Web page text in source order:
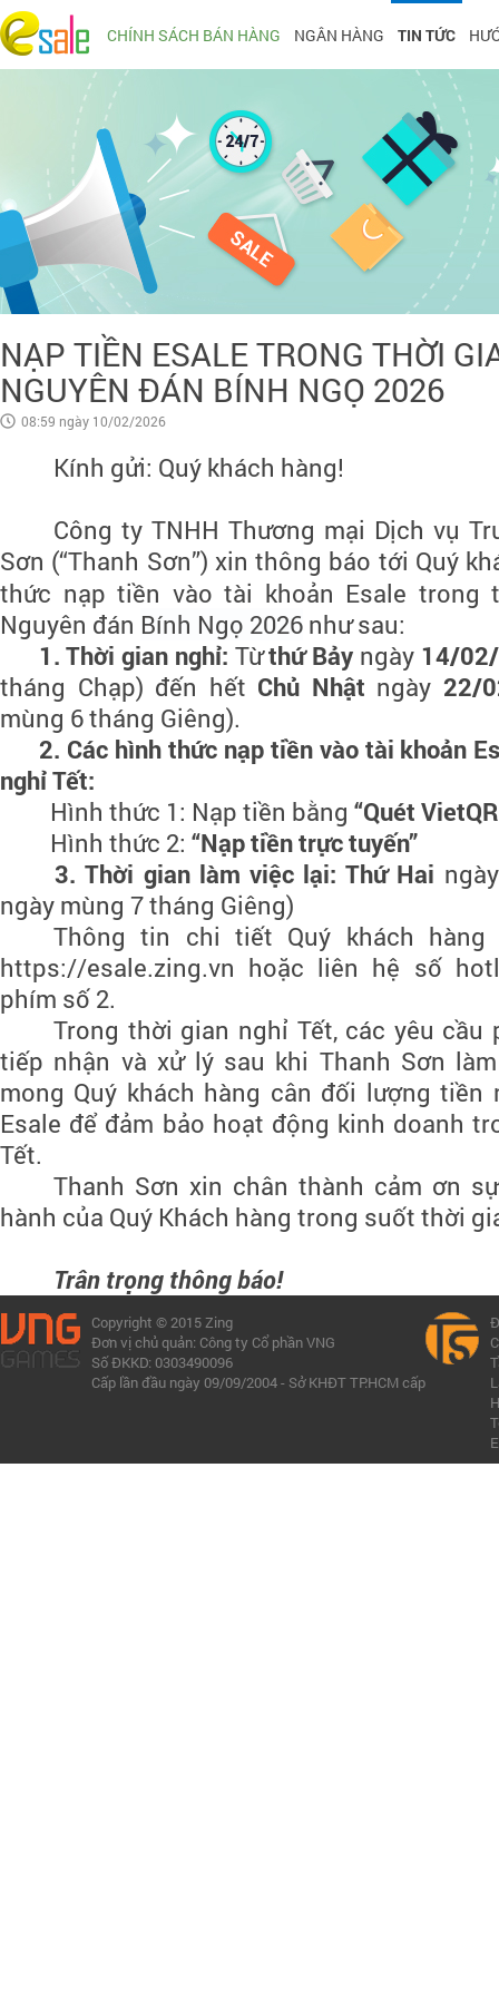
CHÍNH SÁCH BÁN HÀNG NGÂN HÀNG TIN TỨC
NẠP TIỀN ESALE TRONG THỜI
NGUYÊN ĐÁN BÍNH NGỌ 2026
08:59 ngày 10/02/2026
Kính gửi: Quý khách hàng!
Công ty TNHH Thương mại Dịch vụ
Sơn (“Thanh Sơn”) xin thông báo tới Quý
thức nạp tiền vào tài khoản Esale
Nguyên đán Bính Ngọ 2026 như sau:
1. Thời gian nghỉ: Từthứ Bảy ngày14/
tháng Chạp) đến hết Chủ Nhật ngày 22/
mùng 6 tháng Giêng).
2. Các hình thức nạp tiền vào tài khoản
nghỉ Tết:
Hình thức 1: Nạp tiền bằng “Quét
Hình thức 2: “Nạp tiền trực tuyến”
3.Thời gian làm việc lại: Thứ Hai ngày
ngày mùng 7 tháng Giêng)
Thông tin chi tiết Quý khách hàng
https://esale.zing.vn hoặc liên hệ số
phím số 2.
Trong thời gian nghỉ Tết, các yêu cầu
tiếp nhận và xử lý sau khi Thanh Sơn
mong Quý khách hàng cân đối lượng tiền
Esale để đảm bảo hoạt động kinh doanh
Tết.
Thanh Sơn xin chân thành cảm ơn
hành của Quý Khách hàng trong suốt thời
Trân trọng thông báo!
Copyright © 2015 Zing
Đơn vị chủ quản: Công ty Cổ phần VNG
Số ĐKKD: 0303490096
Cấp lần đầu ngày 09/09/2004 - Sở KHĐT TP.HCM cấp